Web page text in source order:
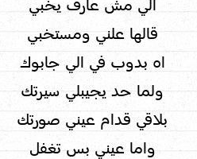
الي مش عارف يخبي
قالها علني ومستخبي
اه بدوب في الي جابوك
ولما حد يجيبلي سيرتك
بلاقي قدام عيني صورتك
واما عيني بس تغفل